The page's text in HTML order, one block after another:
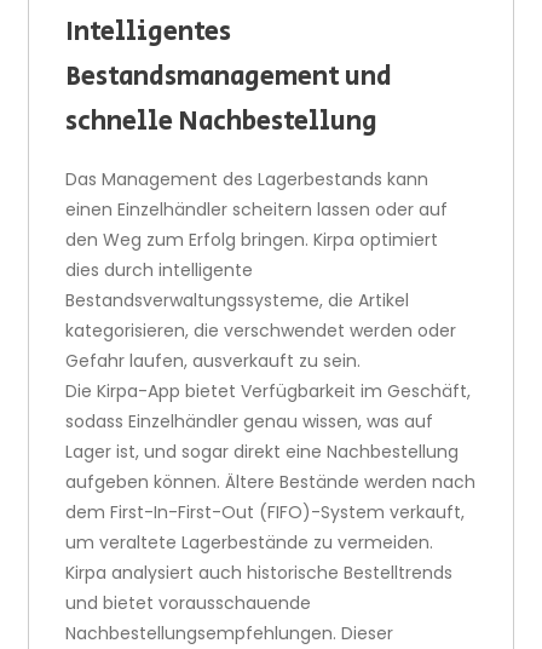
Intelligentes
Bestandsmanagement und
schnelle Nachbestellung
Das Management des Lagerbestands kann
einen Einzelhändler scheitern lassen oder auf
den Weg zum Erfolg bringen. Kirpa optimiert
dies durch intelligente
Bestandsverwaltungssysteme, die Artikel
kategorisieren, die verschwendet werden oder
Gefahr laufen, ausverkauft zu sein.
Die Kirpa-App bietet Verfügbarkeit im Geschäft,
sodass Einzelhändler genau wissen, was auf
Lager ist, und sogar direkt eine Nachbestellung
aufgeben können. Ältere Bestände werden nach
dem First-In-First-Out (FIFO)-System verkauft,
um veraltete Lagerbestände zu vermeiden.
Kirpa analysiert auch historische Bestelltrends
und bietet vorausschauende
Nachbestellungsempfehlungen. Dieser